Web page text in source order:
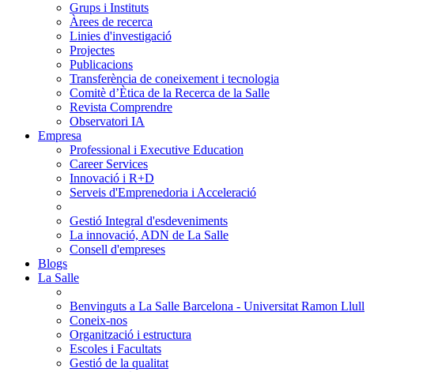
Grups i Instituts
Àrees de recerca
Linies d'investigació
Projectes
Publicacions
Transferència de coneixement i tecnologia
Comitè d’Ètica de la Recerca de la Salle
Revista Comprendre
Observatori IA
Empresa
Professional i Executive Education
Career Services
Innovació i R+D
Serveis d'Emprenedoria i Acceleració
Gestió Integral d'esdeveniments
La innovació, ADN de La Salle
Consell d'empreses
Blogs
La Salle
Benvinguts a La Salle Barcelona - Universitat Ramon Llull
Coneix-nos
Organització i estructura
Escoles i Facultats
Gestió de la qualitat